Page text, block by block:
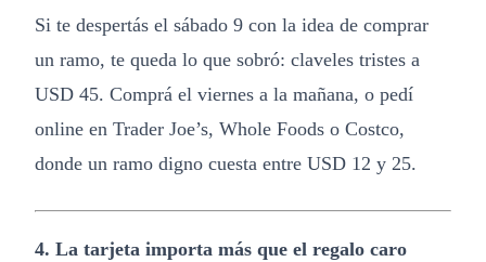
Si te despertás el sábado 9 con la idea de comprar
un ramo, te queda lo que sobró: claveles tristes a
USD 45. Comprá el viernes a la mañana, o pedí
online en Trader Joe’s, Whole Foods o Costco,
donde un ramo digno cuesta entre USD 12 y 25.
4. La tarjeta importa más que el regalo caro